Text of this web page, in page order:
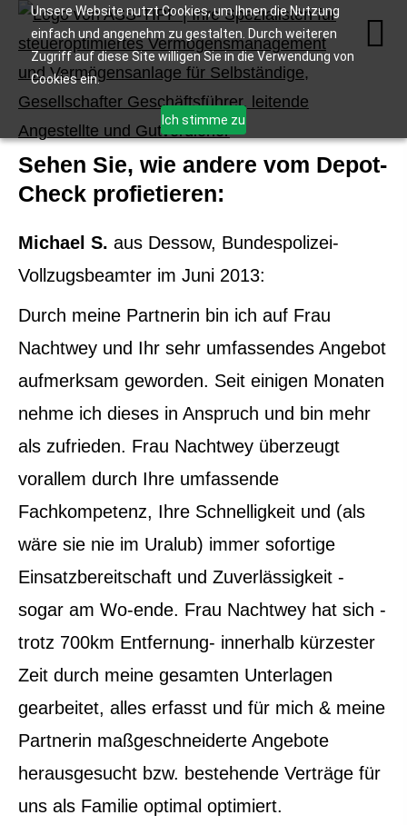
Unsere Website nutzt Cookies, um Ihnen die Nutzung
einfach und angenehm zu gestalten. Durch weiteren
Zugriff auf diese Site willigen Sie in die Verwendung von
Cookies ein.
Ich stimme zu
Sehen Sie, wie andere vom Depot-
Check profietieren:
Michael S. aus Dessow, Bundespolizei-
Vollzugsbeamter im Juni 2013:
Durch meine Partnerin bin ich auf Frau
Nachtwey und Ihr sehr umfassendes Angebot
aufmerksam geworden. Seit einigen Monaten
nehme ich dieses in Anspruch und bin mehr
als zufrieden. Frau Nachtwey überzeugt
vorallem durch Ihre umfassende
Fachkompetenz, Ihre Schnelligkeit und (als
wäre sie nie im Uralub) immer sofortige
Einsatzbereitschaft und Zuverlässigkeit -
sogar am Wo-ende. Frau Nachtwey hat sich -
trotz 700km Entfernung- innerhalb kürzester
Zeit durch meine gesamten Unterlagen
gearbeitet, alles erfasst und für mich & meine
Partnerin maßgeschneiderte Angebote
herausgesucht bzw. bestehende Verträge für
uns als Familie optimal optimiert.